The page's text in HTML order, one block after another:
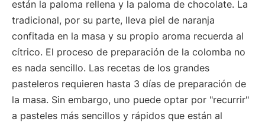
están la paloma rellena y la paloma de chocolate. La
tradicional, por su parte, lleva piel de naranja
confitada en la masa y su propio aroma recuerda al
cítrico. El proceso de preparación de la colomba no
es nada sencillo. Las recetas de los grandes
pasteleros requieren hasta 3 días de preparación de
la masa. Sin embargo, uno puede optar por "recurrir"
a pasteles más sencillos y rápidos que están al